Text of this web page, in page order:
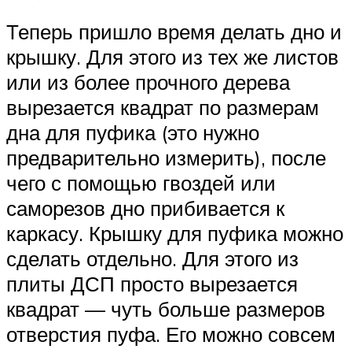
Теперь пришло время делать дно и
крышку. Для этого из тех же листов
или из более прочного дерева
вырезается квадрат по размерам
дна для пуфика (это нужно
предварительно измерить), после
чего с помощью гвоздей или
саморезов дно прибивается к
каркасу. Крышку для пуфика можно
сделать отдельно. Для этого из
плиты ДСП просто вырезается
квадрат — чуть больше размеров
отверстия пуфа. Его можно совсем